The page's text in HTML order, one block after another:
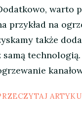
warto
przykład na
także
samą